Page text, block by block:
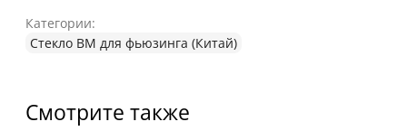
Категории:
Стекло ВМ для фьюзинга (Китай)
Смотрите также